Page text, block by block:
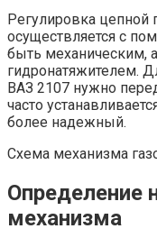
Регулировка цепной
осуществляется с
быть механическим,
гидронатяжителем.
ВАЗ 2107 нужно
часто
более надежный.
Схема механизма
Определение
механизма